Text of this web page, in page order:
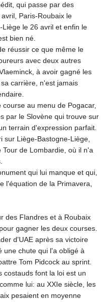
qui passe par des
Paris-Roubaix le
le 26 avril et enfin le
bien né.
réussir ce que même le
avec deux autres
à avoir gagné les
carrière, n'est jamais
au menu de Pogacar,
par le Slovène qui trouve sur
terrain d'expression parfait.
sur Liège-Bastogne-Liège,
de Lombardie, où il n'a
qui lui manque et qui,
l'équation de la Primavera,
des Flandres et à Roubaix
gagner les deux courses.
d'UAE après sa victoire
une chute qui l'a obligé à
Tom Pidcock au sprint.
costauds font la loi est un
lui: au XXIe siècle, les
pesaient en moyenne